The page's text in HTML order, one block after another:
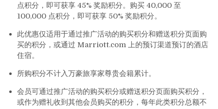
点积分，即可获享 45% 奖励积分。购买 40,000 至
100,000 点积分，即可获享 50% 奖励积分。
此优惠仅适用于通过推广活动的购买积分和赠送积分页面购
买的积分，或通过 Marriott.com 上的预订渠道预订的酒店
住宿。
所购积分不计入万豪旅享家尊贵会籍累计。
会员可通过推广活动的购买积分或赠送积分页面购买积分，
或作为赠礼收到其他会员购买的积分，每年此类积分总额不